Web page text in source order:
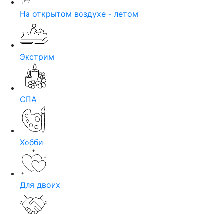
На открытом воздухе - летом
Экстрим
СПА
Хобби
Для двоих